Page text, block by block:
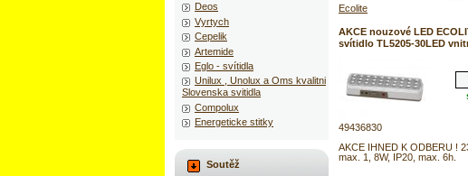
Ecolite
AKCE nouzové LED
svítidlo TL5205-30LED
49436830
AKCE IHNED K ODBERU !
max. 1, 8W, IP20, max. 6h.
Deos
Vyrtych
Cepelik
Artemide
Eglo - svítidla
Unilux , Unolux a Oms kvalitni
Slovenska svitidla
Compolux
Energeticke stitky
Soutěž